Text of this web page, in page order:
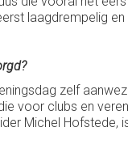
laagdrempelig en
zelf
voor clubs en
Michel